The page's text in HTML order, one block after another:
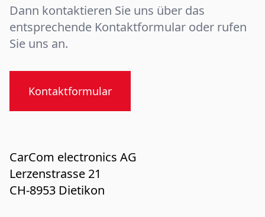
Dann kontaktieren Sie uns über das
entsprechende Kontaktformular oder rufen
Sie uns an.
Kontaktformular
CarCom electronics AG
Lerzenstrasse 21
CH-8953 Dietikon